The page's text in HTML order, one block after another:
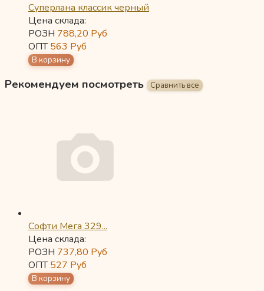
Суперлана классик черный
Цена склада:
РОЗН 788,20 Руб
ОПТ563 Руб
Рекомендуем посмотреть
Софти Мега 329...
Цена склада:
РОЗН 737,80 Руб
ОПТ527 Руб